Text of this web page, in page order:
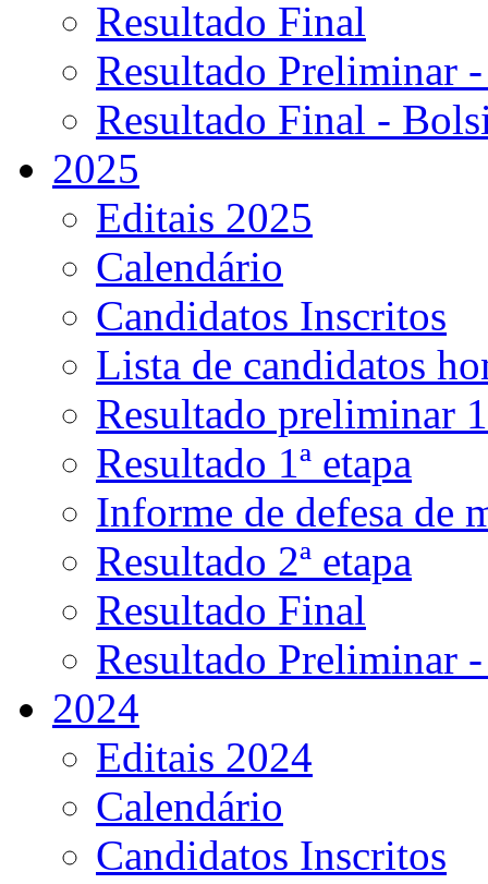
Resultado Final
Resultado Preliminar
Resultado Final -
2025
Editais 2025
Calendário
Candidatos Inscritos
Lista de candidatos
Resultado preliminar
Resultado 1ª etapa
Informe de defesa de
Resultado 2ª etapa
Resultado Final
Resultado Preliminar
2024
Editais 2024
Calendário
Candidatos Inscritos